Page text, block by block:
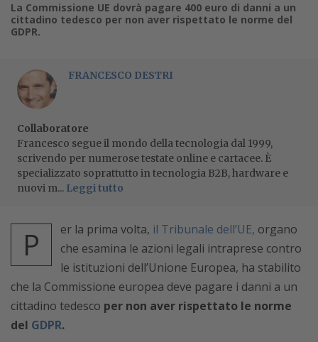
La Commissione UE dovrà pagare 400 euro di danni a un
cittadino tedesco per non aver rispettato le norme del
GDPR.
FRANCESCO DESTRI
Collaboratore
Francesco segue il mondo della tecnologia dal 1999,
scrivendo per numerose testate online e cartacee. È
specializzato soprattutto in tecnologia B2B, hardware e
nuovi m... Leggi tutto
P er la prima volta, il Tribunale dell’UE, organo
che esamina le azioni legali intraprese contro
le istituzioni dell’Unione Europea, ha stabilito
che la Commissione europea deve pagare i danni a un
cittadino tedesco per non aver rispettato le norme
del GDPR.